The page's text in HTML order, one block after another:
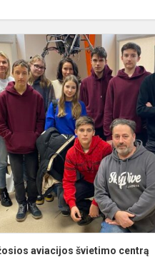
aviacijos švietimo centrą